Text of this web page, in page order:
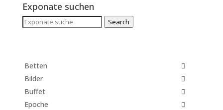
Exponate suchen
Search
Search
Betten
Bilder
Buffet
Epoche